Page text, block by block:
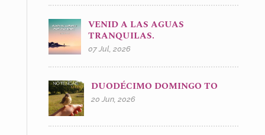
VENID A LAS AGUAS
TRANQUILAS.
07 Jul, 2026
DUODÉCIMO DOMINGO TO
20 Jun, 2026